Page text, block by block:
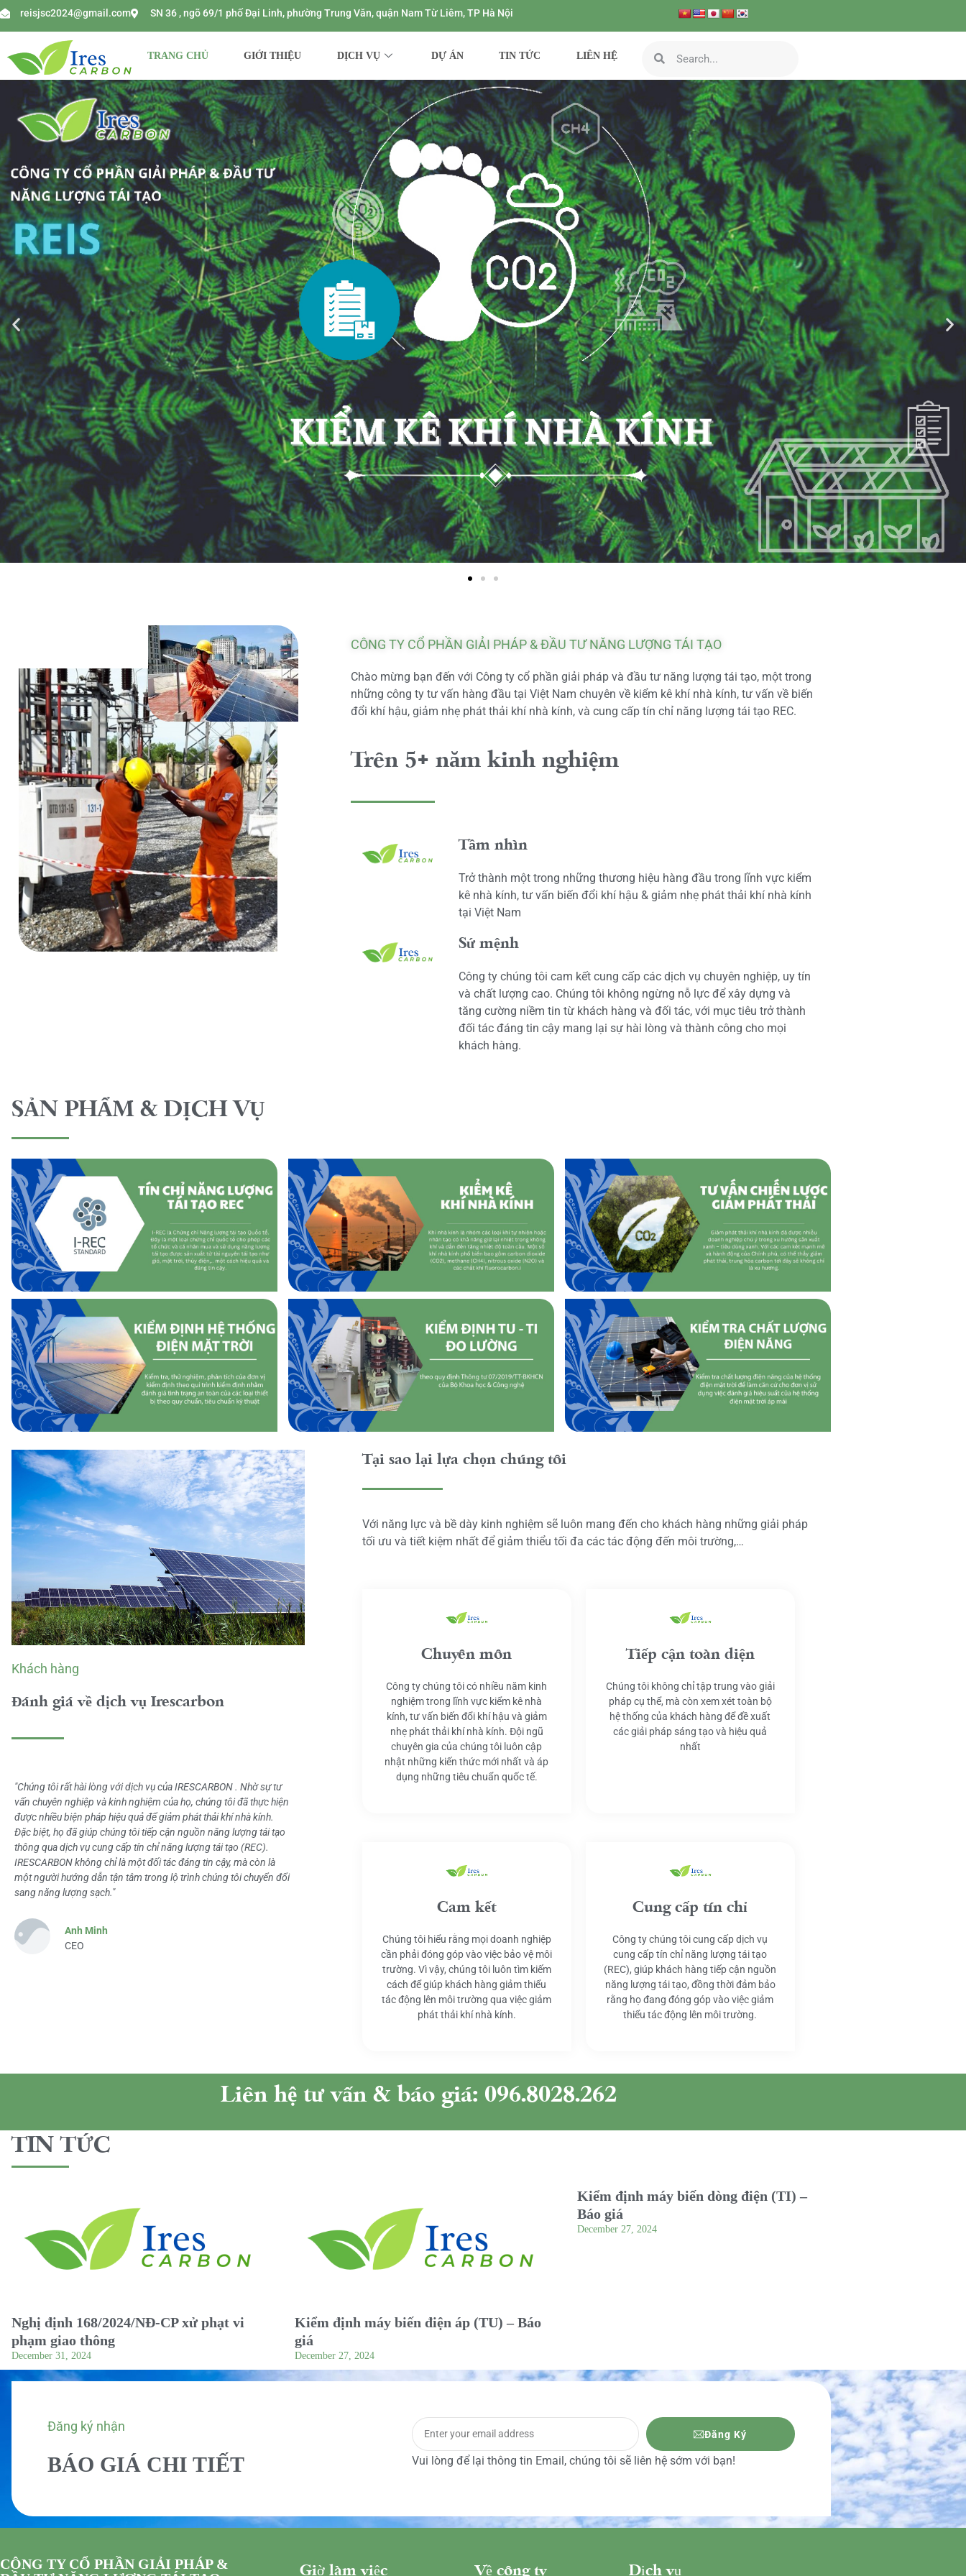
reisjsc2024@gmail.com SN 36 , ngõ 69/1 phố Đại Linh, phường Trung Văn, quận Nam Từ Liêm, TP Hà Nội
TRANG CHỦ GIỚI THIỆU DỊCH VỤ DỰ ÁN TIN TỨC LIÊN HỆ
CÔNG TY CỔ PHẦN GIẢI PHÁP & ĐẦU TƯ NĂNG LƯỢNG TÁI TẠO
Chào mừng bạn đến với Công ty cổ phần giải pháp và đầu tư năng lượng tái tạo, một trong
những công ty tư vấn hàng đầu tại Việt Nam chuyên về kiểm kê khí nhà kính, tư vấn về biến
đổi khí hậu, giảm nhẹ phát thải khí nhà kính, và cung cấp tín chỉ năng lượng tái tạo REC.
Trên 5+ năm kinh nghiệm
Tầm nhìn
Trở thành một trong những thương hiệu hàng đầu trong lĩnh vực kiểm
kê nhà kính, tư vấn biến đổi khí hậu & giảm nhẹ phát thải khí nhà kính
tại Việt Nam
Sứ mệnh
Công ty chúng tôi cam kết cung cấp các dịch vụ chuyên nghiệp, uy tín
và chất lượng cao. Chúng tôi không ngừng nỗ lực để xây dựng và
tăng cường niềm tin từ khách hàng và đối tác, với mục tiêu trở thành
đối tác đáng tin cậy mang lại sự hài lòng và thành công cho mọi
khách hàng.
SẢN PHẨM & DỊCH VỤ
Khách hàng
Đánh giá về dịch vụ Irescarbon
"Chúng tôi rất hài lòng với dịch vụ của IRESCARBON . Nhờ sự tư
vấn chuyên nghiệp và kinh nghiệm của họ, chúng tôi đã thực hiện
được nhiều biện pháp hiệu quả để giảm phát thải khí nhà kính.
Đặc biệt, họ đã giúp chúng tôi tiếp cận nguồn năng lượng tái tạo
thông qua dịch vụ cung cấp tín chỉ năng lượng tái tạo (REC).
IRESCARBON không chỉ là một đối tác đáng tin cậy, mà còn là
một người hướng dẫn tận tâm trong lộ trình chúng tôi chuyển đổi
sang năng lượng sạch."
Anh Minh
CEO
Tại sao lại lựa chọn chúng tôi
Với năng lực và bề dày kinh nghiệm sẽ luôn mang đến cho khách hàng những giải pháp
tối ưu và tiết kiệm nhất để giảm thiểu tối đa các tác động đến môi trường,…
Chuyên môn
Công ty chúng tôi có nhiều năm kinh
nghiệm trong lĩnh vực kiểm kê nhà
kính, tư vấn biến đổi khí hậu và giảm
nhẹ phát thải khí nhà kính. Đội ngũ
chuyên gia của chúng tôi luôn cập
nhật những kiến thức mới nhất và áp
dụng những tiêu chuẩn quốc tế.
Tiếp cận toàn diện
Chúng tôi không chỉ tập trung vào giải
pháp cụ thể, mà còn xem xét toàn bộ
hệ thống của khách hàng để đề xuất
các giải pháp sáng tạo và hiệu quả
nhất
Cam kết
Chúng tôi hiểu rằng mọi doanh nghiệp
cần phải đóng góp vào việc bảo vệ môi
trường. Vì vậy, chúng tôi luôn tìm kiếm
cách để giúp khách hàng giảm thiểu
tác động lên môi trường qua việc giảm
phát thải khí nhà kính.
Cung cấp tín chỉ
Công ty chúng tôi cung cấp dịch vụ
cung cấp tín chỉ năng lượng tái tạo
(REC), giúp khách hàng tiếp cận nguồn
năng lượng tái tạo, đồng thời đảm bảo
rằng họ đang đóng góp vào việc giảm
thiểu tác động lên môi trường.
Liên hệ tư vấn & báo giá: 096.8028.262
TIN TỨC
Nghị định 168/2024/NĐ-CP xử phạt vi
phạm giao thông
December 31, 2024
Kiểm định máy biến điện áp (TU) – Báo
giá
December 27, 2024
Kiểm định máy biến dòng điện (TI) –
Báo giá
December 27, 2024
Đăng ký nhận
BÁO GIÁ CHI TIẾT
Đăng Ký
Vui lòng để lại thông tin Email, chúng tôi sẽ liên hệ sớm với bạn!
CÔNG TY CỔ PHẦN GIẢI PHÁP &
Giờ làm việc Về công ty Dịch vụ